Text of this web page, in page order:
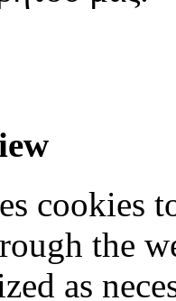
cookies
the
as